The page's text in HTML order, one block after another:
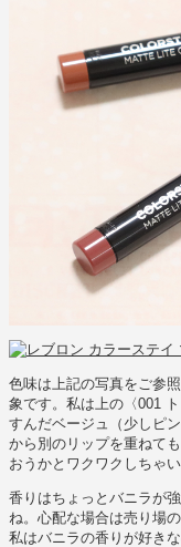
色味は上記の写真をご参
象です。私は上の〈001
すんだベージュ（少しピ
から別のリップを重ねて
おうかとワクワクしちゃい
香りはちょっとバニラが
ね。心配な場合は売り場
私はバニラの香りが好き